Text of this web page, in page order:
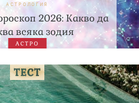
АСТРОЛОГИЯ
2026: Какво да
всяка зодия
АСТРО